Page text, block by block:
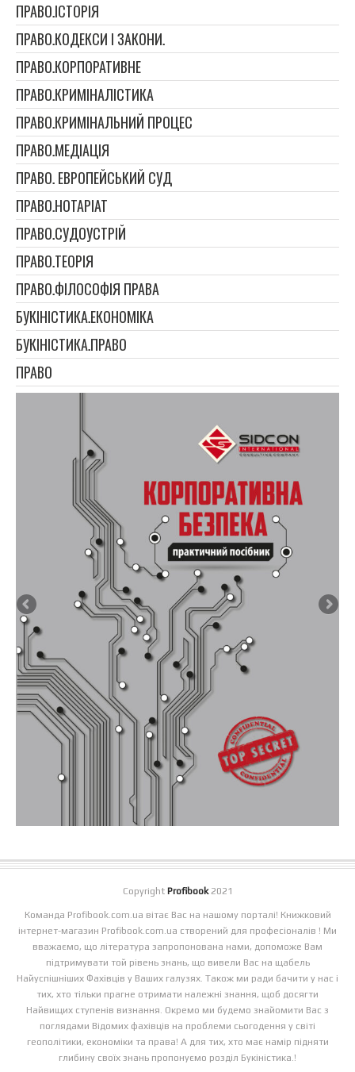
ПРАВО.ІСТОРІЯ
ПРАВО.КОДЕКСИ І ЗАКОНИ.
ПРАВО.КОРПОРАТИВНЕ
ПРАВО.КРИМІНАЛІСТИКА
ПРАВО.КРИМІНАЛЬНИЙ ПРОЦЕС
ПРАВО.МЕДІАЦІЯ
ПРАВО. ЕВРОПЕЙСЬКИЙ СУД
ПРАВО.НОТАРІАТ
ПРАВО.СУДОУСТРІЙ
ПРАВО.ТЕОРІЯ
ПРАВО.ФІЛОСОФІЯ ПРАВА
БУКІНІСТИКА.ЕКОНОМІКА
БУКІНІСТИКА.ПРАВО
ПРАВО
Copyright Profibook2021
Команда Profibook.com.ua вітає Вас на нашому порталі! Книжковий
інтернет-магазин Profibook.com.ua створений для професіоналів ! Ми
вважаємо, що література запропонована нами, допоможе Вам
підтримувати той рівень знань, що вивели Вас на щабель
Найуспішніших Фахівців у Ваших галузях. Також ми ради бачити у нас і
тих, хто тільки прагне отримати належні знання, щоб досягти
Найвищих ступенів визнання. Окремо ми будемо знайомити Вас з
поглядами Відомих фахівців на проблеми сьогодення у світі
геополітики, економіки та права! А для тих, хто має намір підняти
глибину своїх знань пропонуємо розділ Букіністика.!